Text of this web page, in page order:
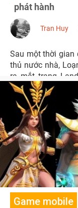
phát hành
Tran Huy
Sau một thời gian
thủ nước nhà,
ra mắt trang
điểm Closed Beta.
Game mobile